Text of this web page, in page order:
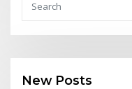
New Posts